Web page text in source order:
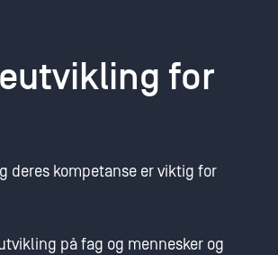
for
deres kompetanse er viktig for
på fag og mennesker og